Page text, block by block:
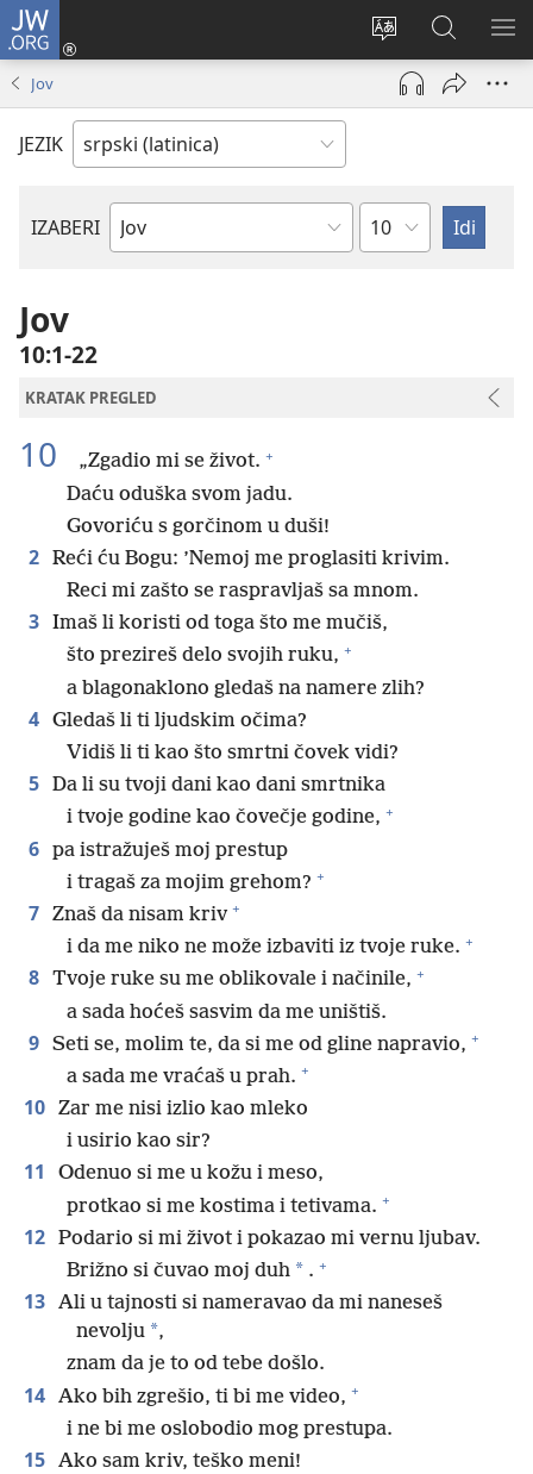
JW.ORG
Promeni
jezik
sajta
Prijava
(otvara
prozor)
Pretraga
sajta
JW.ORG
Jov
JEZIK
IZABERI
Biblijska
Poglavlje
Jov
10:1-22
KRATAK PREGLED
10 „Zgadio mi se život. +
Daću oduška svom jadu.
Govoriću s gorčinom u duši!
2 Reći ću Bogu: ’Nemoj me proglasiti krivim.
Reci mi zašto se raspravljaš sa mnom.
3 Imaš li koristi od toga što me mučiš,
što prezireš delo svojih ruku, +
a blagonaklono gledaš na namere zlih?
4 Gledaš li ti ljudskim očima?
Vidiš li ti kao što smrtni čovek vidi?
5 Da li su tvoji dani kao dani smrtnika
i tvoje godine kao čovečje godine, +
6 pa istražuješ moj prestup
i tragaš za mojim grehom? +
7 Znaš da nisam kriv +
i da me niko ne može izbaviti iz tvoje ruke. +
8 Tvoje ruke su me oblikovale i načinile, +
a sada hoćeš sasvim da me uništiš.
9 Seti se, molim te, da si me od gline napravio, +
a sada me vraćaš u prah. +
10 Zar me nisi izlio kao mleko
i usirio kao sir?
11
Odenuo si me u kožu i meso,
protkao si me kostima i tetivama. +
12 Podario si mi život i pokazao mi vernu ljubav.
Brižno si čuvao moj duh * . +
13 Ali u tajnosti si nameravao da mi naneseš
nevolju *,
znam da je to od tebe došlo.
14 Ako bih zgrešio, ti bi me video, +
i ne bi me oslobodio mog prestupa.
15 Ako sam kriv, teško meni!